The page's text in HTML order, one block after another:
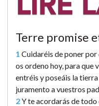
Terre promise
1 Cuidaréis de poner
os ordeno hoy, para que
entréis y poseáis la
juramento a vuestros
2Y te acordarás de